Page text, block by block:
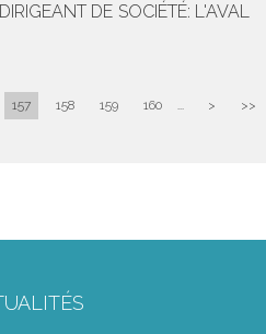
DE SOCIÉTÉ: L'AVAL
157 158 159 160 ... > >>